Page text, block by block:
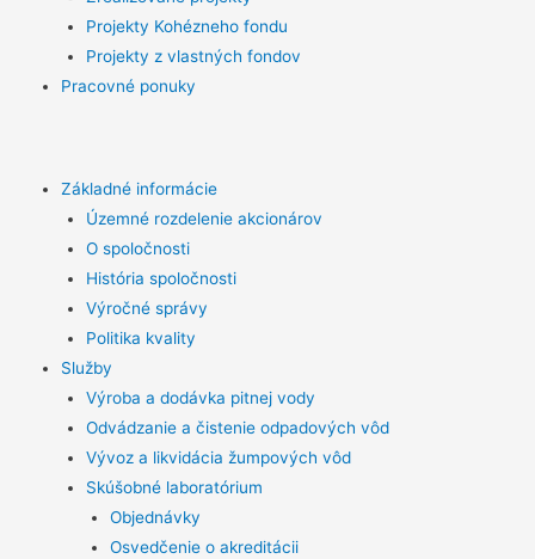
Projekty Kohézneho fondu
Projekty z vlastných fondov
Pracovné ponuky
Základné informácie
Územné rozdelenie akcionárov
O spoločnosti
História spoločnosti
Výročné správy
Politika kvality
Služby
Výroba a dodávka pitnej vody
Odvádzanie a čistenie odpadových vôd
Vývoz a likvidácia žumpových vôd
Skúšobné laboratórium
Objednávky
Osvedčenie o akreditácii